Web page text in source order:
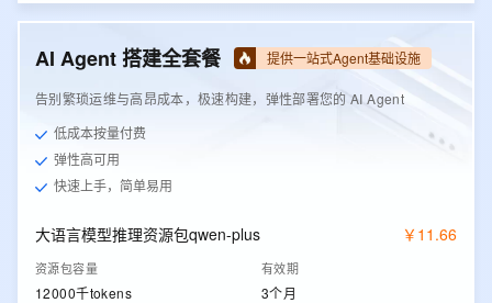
AI Agent 搭建全套餐 提供一站式Agent基础设施
告别繁琐运维与高昂成本，极速构建，弹性部署您的 AI Agent
低成本按量付费
弹性高可用
快速上手，简单易用
大语言模型推理资源包qwen-plus ￥ 11 .66
资源包容量
12000千tokens
有效期
3个月